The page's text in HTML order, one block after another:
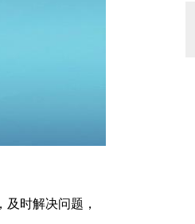
时解决问题，